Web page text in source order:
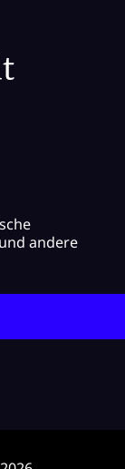
andere